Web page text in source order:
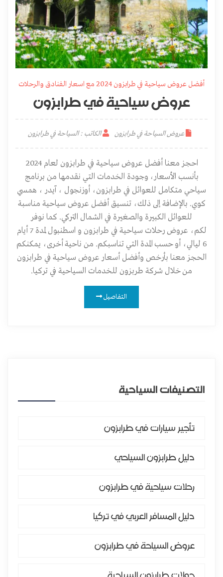
أفضل عروض سياحية في طرابزون 2024 مع اسعار الفنادق والرحلات
عروض سياحية في طرابزون
عروض السياحة في طرابزون الكاتب : السياحة في طرابزون
احجز معنا أفضل عروض سياحية في طرابزون لعام 2024
بأنسب الأسعار، وجودة الخدمات التي نقدمها من برنامج
سياحي متكامل للعوائل في طرابزون، أوزنجول ، آيدر ، همسي
كوي. بالإضافة إلى ذلك، تنسيق أفضل عروض سياحية مناسبة
للعوائل الكبيرة والصغيرة في الشمال التركي. كما نوفر
لكم، عروض رحلات سياحية في طرابزون و اسطنبول لمدة 7 أيام
6 ليالي، أو حسب المدة التي تناسبكم. من ناحية أخرى، يمكنكم
الحجز معنا بأرخص وأفضل أسعار عروض سياحية في طرابزون
من خلال شركة طربزون للخدمات السياحية في تركيا.
التفاصيل
التصنيفات السياحية
تأجير سيارات في طرابزون
دليل طرابزون السياحي
رحلات سياحية في طرابزون
دليل المسافر العربي في تركيا
عروض السياحة في طرابزون